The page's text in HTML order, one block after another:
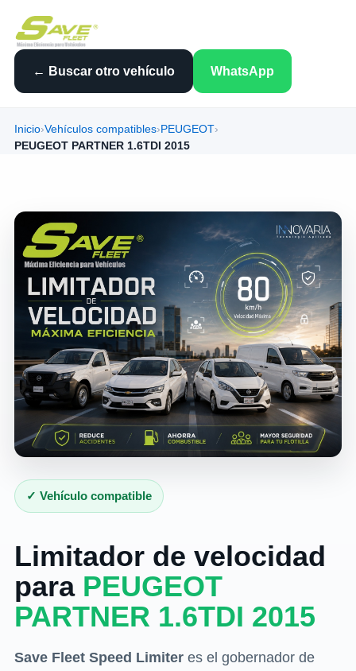
← Buscar otro vehículo WhatsApp
Inicio›Vehículos compatibles› PEUGEOT›
PEUGEOT PARTNER 1.6TDI 2015
✓ Vehículo compatible
Limitador de velocidad
para PEUGEOT
PARTNER 1.6TDI 2015
Save Fleet Speed Limiteres el gobernador de